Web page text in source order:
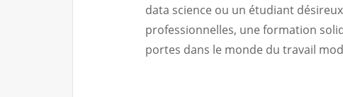
data science ou un étudiant
professionnelles, une formation
portes dans le monde du travail